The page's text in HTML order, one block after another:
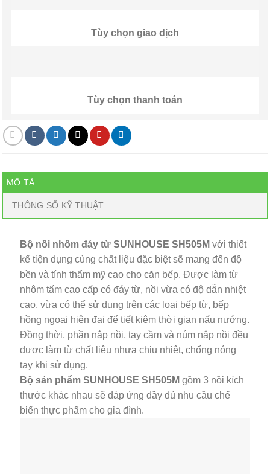
Tùy chọn giao dịch
Tùy chọn thanh toán
MÔ TẢ
THÔNG SỐ KỸ THUẬT
Bộ nồi nhôm đáy từ SUNHOUSE SH505M với thiết
kế tiện dụng cùng chất liệu đặc biệt sẽ mang đến độ
bền và tính thẩm mỹ cao cho căn bếp. Được làm từ
nhôm tấm cao cấp có đáy từ, nồi vừa có độ dẫn nhiệt
cao, vừa có thể sử dụng trên các loại bếp từ, bếp
hồng ngoại hiện đại để tiết kiệm thời gian nấu nướng.
Đồng thời, phần nắp nồi, tay cầm và núm nắp nồi đều
được làm từ chất liệu nhựa chịu nhiệt, chống nóng
tay khi sử dụng.
Bộ sản phẩm SUNHOUSE SH505M gồm 3 nồi kích
thước khác nhau sẽ đáp ứng đầy đủ nhu cầu chế
biến thực phẩm cho gia đình.